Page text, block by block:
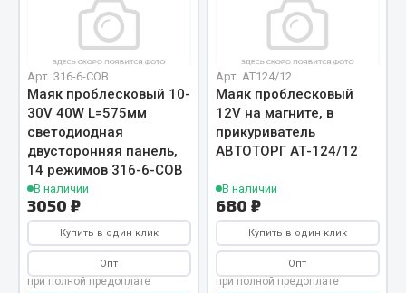
Весь раздел
Запчасти FAW
Подвеска
Двигатель
Система охлаждения
Сцепление
Ось передняя
Тормозная система
Электрооборудование
Арт. 316-6-COB
Маяк проблесковый 10-
30V 40W L=575мм
светодиодная
двусторонняя панель,
14 режимов 316-6-COB
В наличии
3050 ₽
Купить в один клик
Опт
при полной предоплате
Арт. AT124/12
Маяк проблесковый
12V на магните, в
прикуриватель
АВТОТОРГ АТ-124/12
В наличии
680 ₽
Купить в один клик
Опт
при полной предоплате